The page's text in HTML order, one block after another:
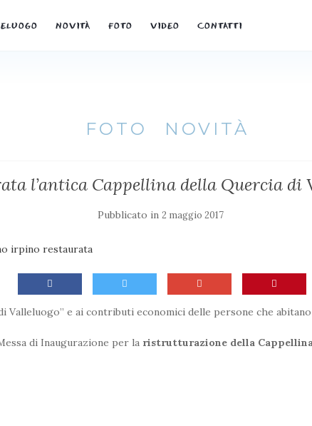
NOVITÀ FOTO VIDEO CONTATTI
FOTO NOVITÀ
l’antica Cappellina della Quercia di
Pubblicato in 2 maggio 2017
Valleluogo” e ai contributi economici delle persone che
di Inaugurazione per la ristrutturazione della